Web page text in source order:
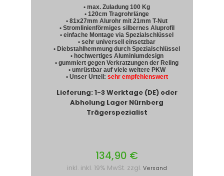
• max. Zuladung 100 Kg
• 120cm Tragrohrlänge
• 81x27mm Alurohr mit 21mm T-Nut
• Stromlinienförmiges silbernes Aluprofil
• einfache Montage via Spezialschlüssel
• sehr universell einsetzbar
• Diebstahlhemmung durch Spezialschlüssel
• hochwertiges Aluminiumdesign
• gummiert gegen Verkratzungen der Reling
• umrüstbar auf viele weitere PKW
• Unser Urteil: sehr empfehlenswert
Lieferung: 1-3 Werktage (DE) oder
Abholung Lager Nürnberg
Trägerspezialist
134,90 €
inkl. inkl. 19% MwSt. zzgl. Versand